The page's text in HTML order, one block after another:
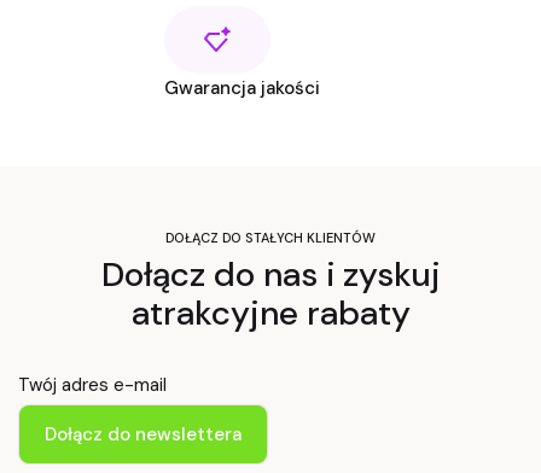
Gwarancja jakości
DOŁĄCZ DO STAŁYCH KLIENTÓW
Dołącz do nas i zyskuj
atrakcyjne rabaty
Twój adres e-mail
Dołącz do newslettera